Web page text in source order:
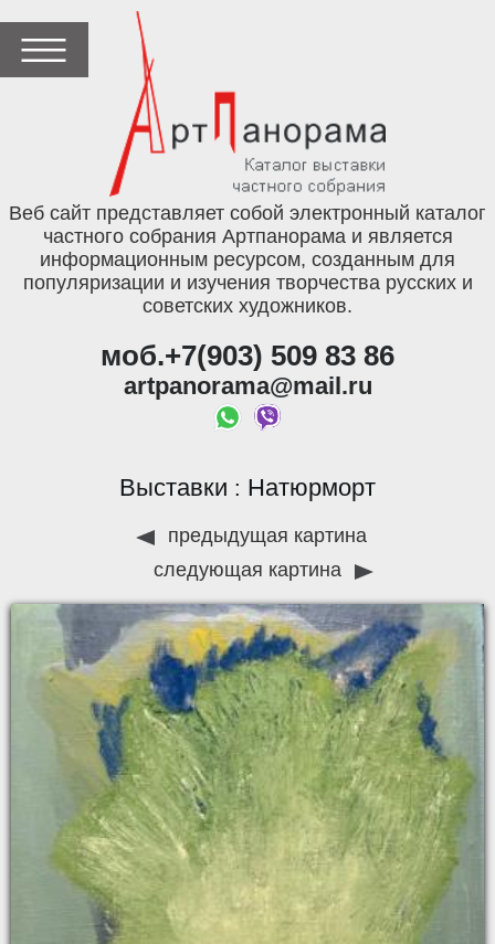
Веб сайт представляет собой электронный каталог
частного собрания Артпанорама и является
информационным ресурсом, созданным для
популяризации и изучения творчества русских и
советских художников.
моб.+7(903) 509 83 86
artpanorama@mail.ru
Выставки : Натюрморт
предыдущая картина
следующая картина